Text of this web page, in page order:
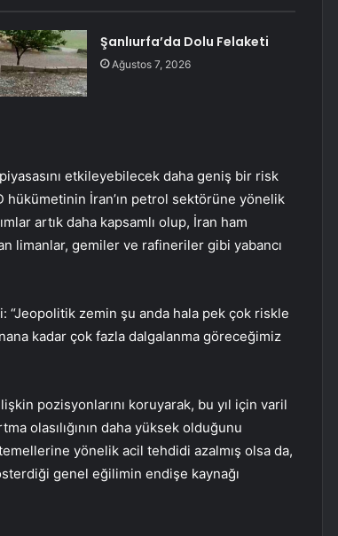
Şanlıurfa’da Dolu Felaketi
Ağustos 7, 2026
etkileyebilecek daha geniş bir risk
İran’ın petrol sektörüne yönelik
artık daha kapsamlı olup, İran ham
limanlar, gemiler ve rafineriler gibi yabancı
zemin şu anda hala pek çok riskle
kadar çok fazla dalgalanma göreceğimiz
pozisyonlarını koruyarak, bu yıl için varil
olasılığının daha yüksek olduğunu
yönelik acil tehdidi azalmış olsa da,
genel eğilimin endişe kaynağı